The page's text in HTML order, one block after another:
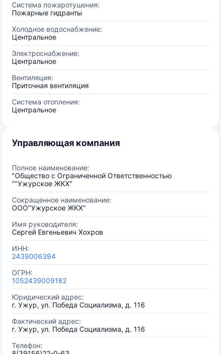
Система пожаротушения:
Пожарные гидранты
Холодное водоснабжение:
Центральное
Электроснабжение:
Центральное
Вентиляция:
Приточная вентиляция
Система отопления:
Центральное
Управляющая компания
Полное наименование:
"Общество с Ограниченной Ответственностью
""Ужурское ЖКХ"
Сокращенное наименование:
ООО"Ужурское ЖКХ"
Имя руководителя:
Сергей Евгеньевич Хохров
ИНН:
2439006394
ОГРН:
1052439009182
Юридический адрес:
г. Ужур, ул. Победа Социализма, д. 116
Фактический адрес:
г. Ужур, ул. Победа Социализма, д. 116
Телефон: